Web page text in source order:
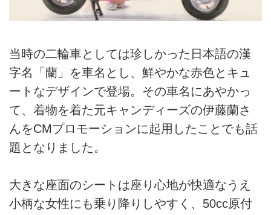
当時の二輪車としては珍しかった日本語の漢
字名「蘭」を車名とし、鮮やかな赤色とキュ
ートなデザインで登場。その車名にあやかっ
て、着物を着た元キャンディーズの伊藤蘭さ
んをCMプロモーションに起用したことでも話
題となりました。
大きな座面のシートは座り心地が快適なうえ
小柄な女性にも乗り降りしやすく、50cc原付